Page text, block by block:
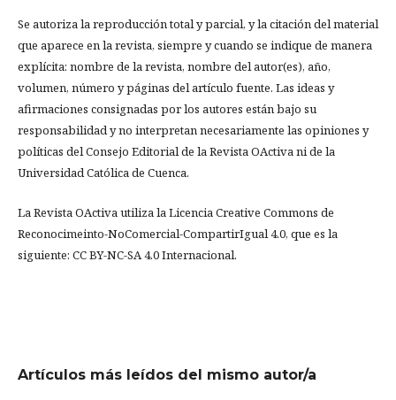
Se autoriza la reproducción total y parcial, y la citación del material
que aparece en la revista, siempre y cuando se indique de manera
explícita: nombre de la revista, nombre del autor(es), año,
volumen, número y páginas del artículo fuente. Las ideas y
afirmaciones consignadas por los autores están bajo su
responsabilidad y no interpretan necesariamente las opiniones y
políticas del Consejo Editorial de la Revista OActiva ni de la
Universidad Católica de Cuenca.
La Revista OActiva utiliza la Licencia Creative Commons de
Reconocimeinto-NoComercial-CompartirIgual 4.0, que es la
siguiente: CC BY-NC-SA 4.0 Internacional.
Artículos más leídos del mismo autor/a